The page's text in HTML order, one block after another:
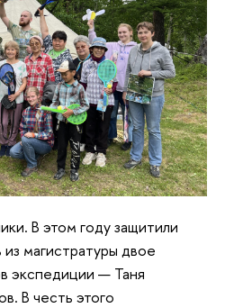
В этом году защитили
магистратуры двое
экспедиции — Таня
В честь этого